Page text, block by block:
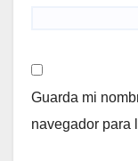
Guarda mi
navegador para